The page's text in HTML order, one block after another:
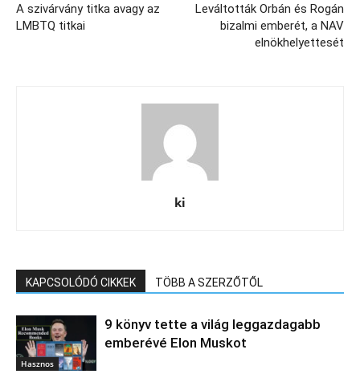
A szivárvány titka avagy az
LMBTQ titkai
Leváltották Orbán és Rogán
bizalmi emberét, a NAV
elnökhelyettesét
ki
KAPCSOLÓDÓ CIKKEK TÖBB A SZERZŐTŐL
Hasznos
9 könyv tette a világ leggazdagabb
emberévé Elon Muskot